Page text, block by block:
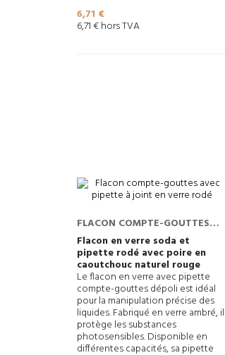
Prix
6,71 €
6,71 € hors TVA
FLACON COMPTE-GOUTTES
AVEC PIPETTE À JOINT EN
VERRE RODÉ
Flacon en verre soda et
pipette rodé avec poire en
caoutchouc naturel rouge
Le flacon en verre avec pipette
compte-gouttes dépoli est idéal
pour la manipulation précise des
liquides. Fabriqué en verre ambré, il
protège les substances
photosensibles. Disponible en
différentes capacités, sa pipette